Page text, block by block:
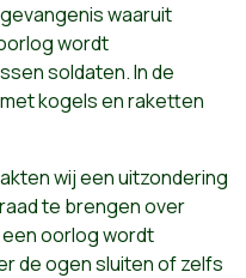
waaruit
wordt
soldaten. In de
kogels en raketten
wij een uitzondering
te brengen over
oorlog wordt
de ogen sluiten of zelfs